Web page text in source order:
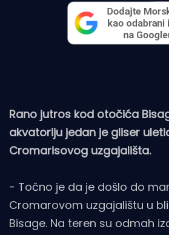
Rano jutros kod otočića
akvatoriju jedan je gliser
Cromarisovog uzgajališta.
- Točno je da je došlo do
Cromarovom uzgajalištu u
Bisage. Na teren su odmah